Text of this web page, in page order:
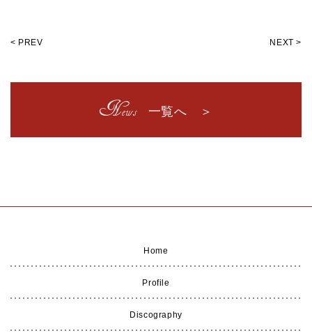
< PREV NEXT >
News 一覧へ ＞
Home
Profile
Discography